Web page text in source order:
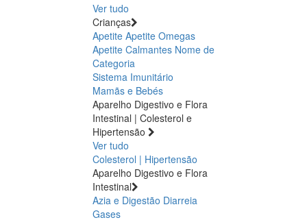
Ver tudo
Crianças
Apetite Apetite Omegas
Apetite Calmantes Nome de
Categoria
Sistema Imunitário
Mamãs e Bebés
Aparelho Digestivo e Flora
Intestinal | Colesterol e
Hipertensão
Ver tudo
Colesterol | Hipertensão
Aparelho Digestivo e Flora
Intestinal
Azia e Digestão Diarreia
Gases